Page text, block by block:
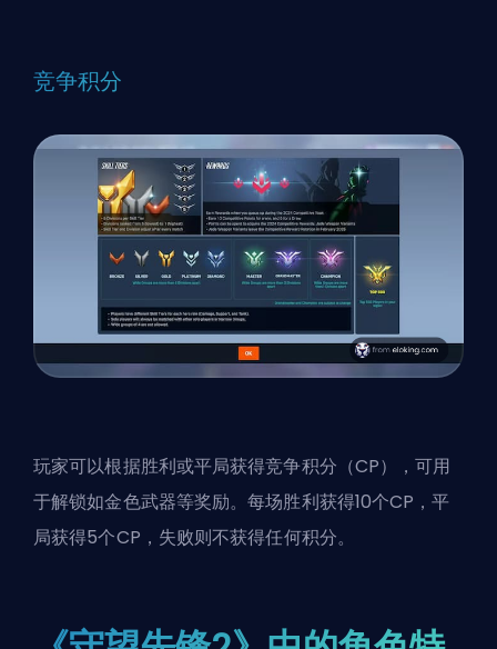
竞争积分
玩家可以根据胜利或平局获得竞争积分（CP），可用
于解锁如金色武器等奖励。每场胜利获得10个CP，平
局获得5个CP，失败则不获得任何积分。